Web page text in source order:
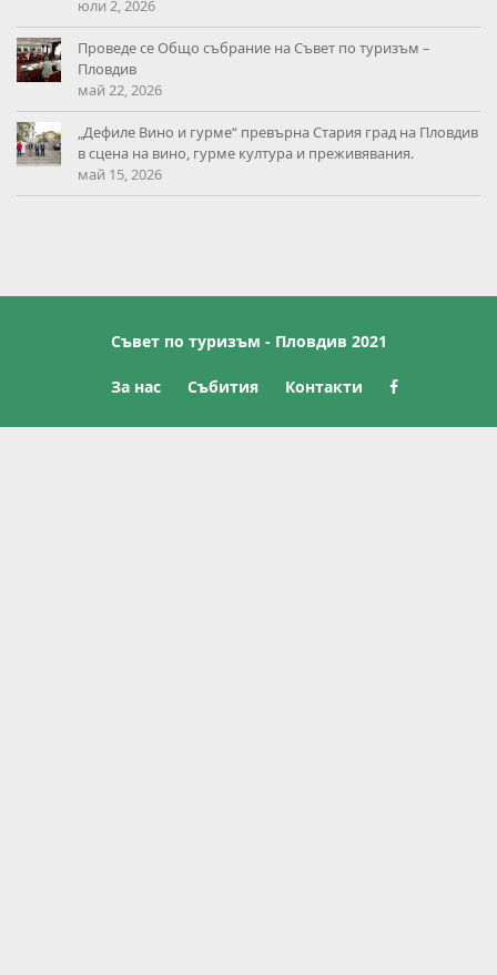
юли 2, 2026
Проведе се Общо събрание на Съвет по туризъм –
Пловдив
май 22, 2026
„Дефиле Вино и гурме“ превърна Стария град на Пловдив
в сцена на вино, гурме култура и преживявания.
май 15, 2026
Съвет по туризъм - Пловдив 2021
За нас Събития Контакти